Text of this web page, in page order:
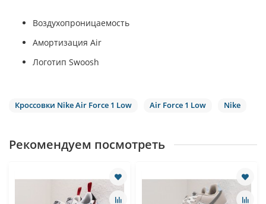
Воздухопроницаемость
Амортизация Air
Логотип Swoosh
Кроссовки Nike Air Force 1 Low Air Force 1 Low Nike
Рекомендуем посмотреть